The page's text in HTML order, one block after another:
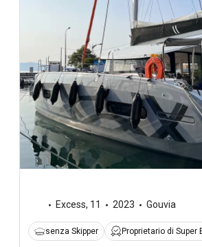
Excess, 11 2023 Gouvia
senza Skipper Proprietario di Super